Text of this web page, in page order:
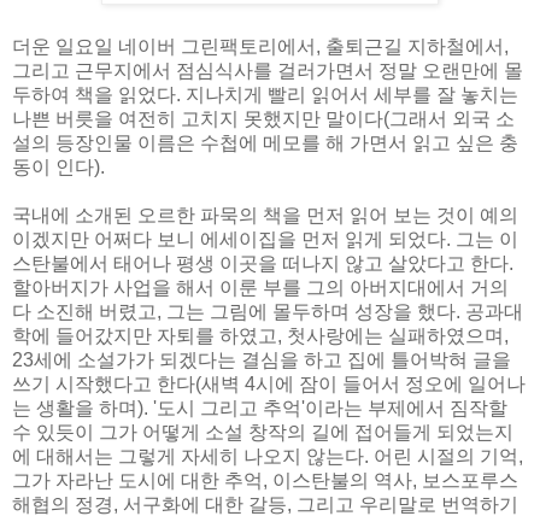
더운 일요일 네이버 그린팩토리에서, 출퇴근길 지하철에서,
그리고 근무지에서 점심식사를 걸러가면서 정말 오랜만에 몰
두하여 책을 읽었다. 지나치게 빨리 읽어서 세부를 잘 놓치는
나쁜 버릇을 여전히 고치지 못했지만 말이다(그래서 외국 소
설의 등장인물 이름은 수첩에 메모를 해 가면서 읽고 싶은 충
동이 인다).
국내에 소개된 오르한 파묵의 책을 먼저 읽어 보는 것이 예의
이겠지만 어쩌다 보니 에세이집을 먼저 읽게 되었다. 그는 이
스탄불에서 태어나 평생 이곳을 떠나지 않고 살았다고 한다.
할아버지가 사업을 해서 이룬 부를 그의 아버지대에서 거의
다 소진해 버렸고, 그는 그림에 몰두하며 성장을 했다. 공과대
학에 들어갔지만 자퇴를 하였고, 첫사랑에는 실패하였으며,
23세에 소설가가 되겠다는 결심을 하고 집에 틀어박혀 글을
쓰기 시작했다고 한다(새벽 4시에 잠이 들어서 정오에 일어나
는 생활을 하며). '도시 그리고 추억'이라는 부제에서 짐작할
수 있듯이 그가 어떻게 소설 창작의 길에 접어들게 되었는지
에 대해서는 그렇게 자세히 나오지 않는다. 어린 시절의 기억,
그가 자라난 도시에 대한 추억, 이스탄불의 역사, 보스포루스
해협의 정경, 서구화에 대한 갈등, 그리고 우리말로 번역하기